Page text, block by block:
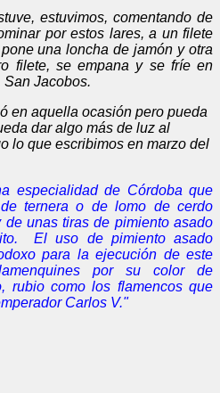
estuvimos, comentando de
por estos lares, a un filete
una loncha de jamón y otra
filete, se empana y se fríe en
Jacobos.
en aquella ocasión pero pueda
dar algo más de luz al
lo que escribimos en marzo del
especialidad de Córdoba que
ternera o de lomo de cerdo
unas tiras de pimiento asado
El uso de pimiento asado
para la ejecución de este
por su color de
rubio como los flamencos que
Carlos V."